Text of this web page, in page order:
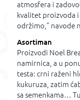
atmosfera i
kvalitet proizvoda
održimo,” navode
Asortiman
Proizvodi Noel
namirnica, a u
testa: crni raženi
kukuruza, zatim
sa semenkama…